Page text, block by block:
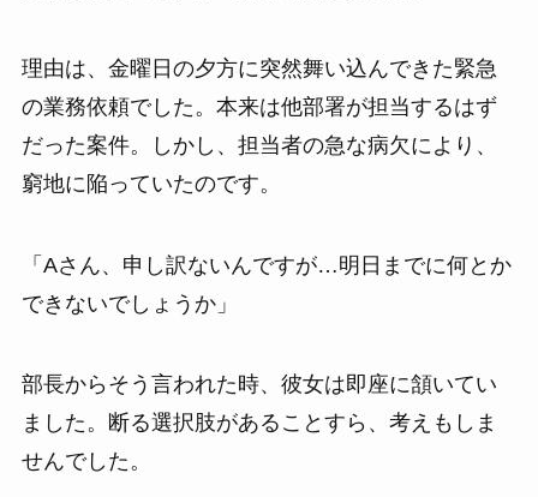
理由は、金曜日の夕方に突然舞い込んできた緊急
の業務依頼でした。本来は他部署が担当するはず
だった案件。しかし、担当者の急な病欠により、
窮地に陥っていたのです。
「Aさん、申し訳ないんですが…明日までに何とか
できないでしょうか」
部長からそう言われた時、彼女は即座に頷いてい
ました。断る選択肢があることすら、考えもしま
せんでした。